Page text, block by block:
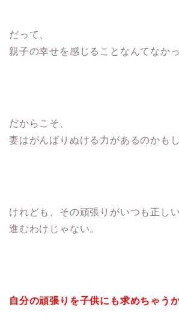
だって、
親子の幸せを感じることなんてなか
だからこそ、
妻はがんばりぬける力があるのかもし
けれども、その頑張りがいつも正し
進むわけじゃない。
自分の頑張りを子供にも求めちゃうか